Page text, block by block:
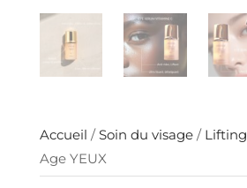
Accueil / Soin du visage/ Lifting
Age YEUX